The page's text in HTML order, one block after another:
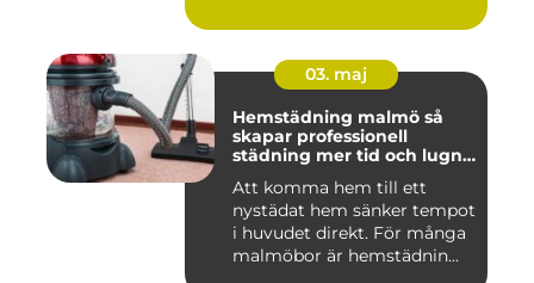
03. maj
Hemstädning malmö så
skapar professionell
städning mer tid och lugn i
Att komma hem till ett
nystädat hem sänker tempot
i huvudet direkt. För många
malmöbor är hemstädnin...